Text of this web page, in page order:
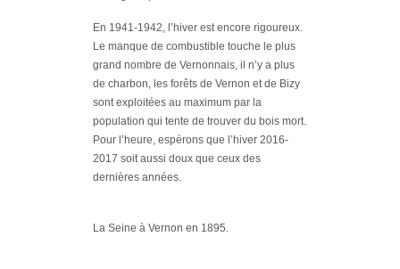
En 1941-1942, l’hiver est encore rigoureux.
Le manque de combustible touche le plus
grand nombre de Vernonnais, il n’y a plus
de charbon, les forêts de Vernon et de Bizy
sont exploitées au maximum par la
population qui tente de trouver du bois mort.
Pour l’heure, espérons que l’hiver 2016-
2017 soit aussi doux que ceux des
dernières années.
La Seine à Vernon en 1895.